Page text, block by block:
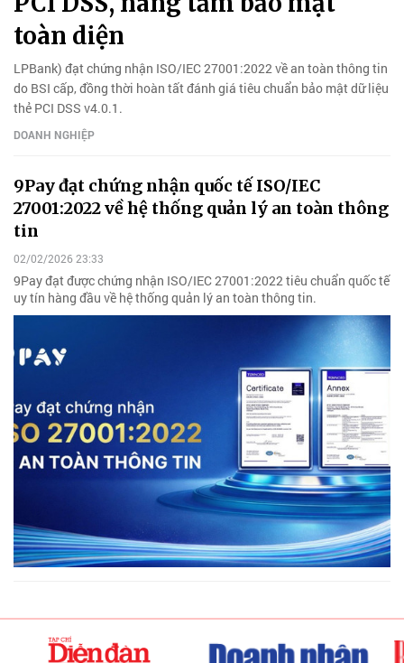
toàn diện
LPBank) đạt chứng nhận ISO/IEC 27001:2022 về an toàn thông tin
do BSI cấp, đồng thời hoàn tất đánh giá tiêu chuẩn bảo mật dữ liệu
thẻ PCI DSS v4.0.1.
DOANH NGHIỆP
9Pay đạt chứng nhận quốc tế ISO/IEC
27001:2022 về hệ thống quản lý an toàn thông
tin
02/02/2026 23:33
9Pay đạt được chứng nhận ISO/IEC 27001:2022 tiêu chuẩn quốc tế
uy tín hàng đầu về hệ thống quản lý an toàn thông tin.